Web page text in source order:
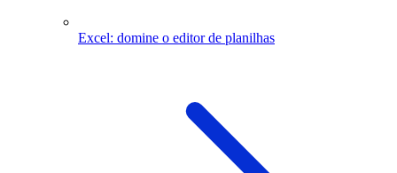
Excel: domine o editor de planilhas